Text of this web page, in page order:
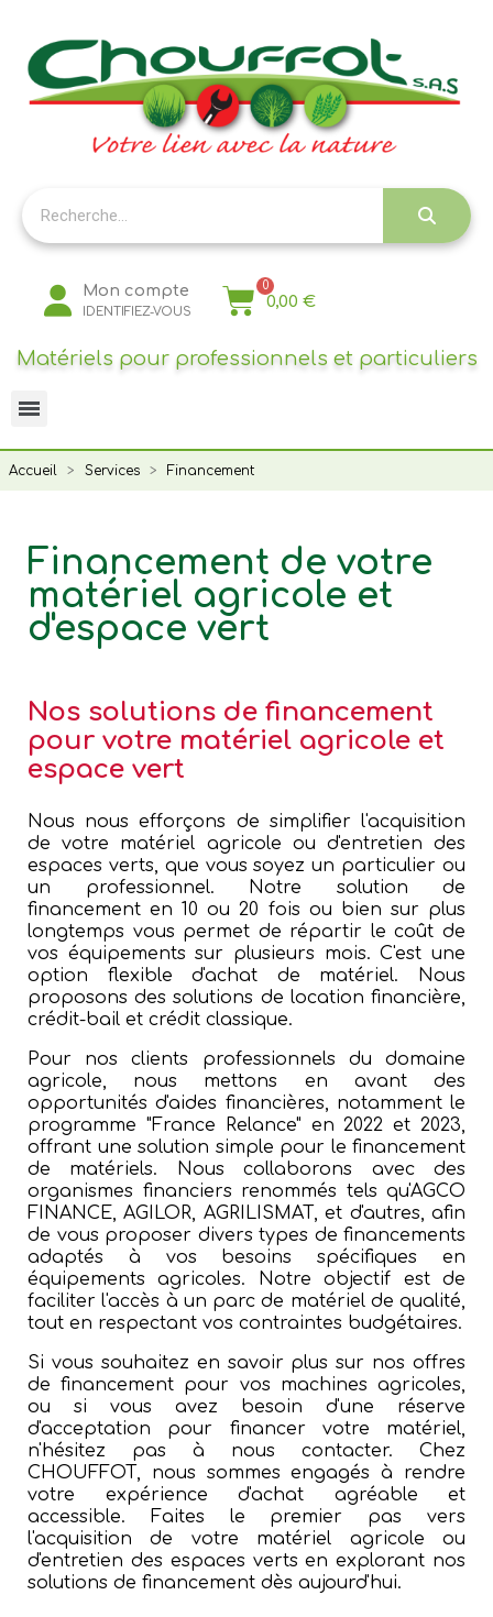
Mon compte
IDENTIFIEZ-VOUS
0,00 €
Matériels pour professionnels et particuliers
Accueil Services Financement
Financement de votre
matériel agricole et
d'espace vert
Nos solutions de financement
pour votre matériel agricole et
espace vert
Nous nous efforçons de simplifier l'acquisition
de votre matériel agricole ou d'entretien des
espaces verts, que vous soyez un particulier ou
un professionnel. Notre solution de
financement en 10 ou 20 fois ou bien sur plus
longtemps vous permet de répartir le coût de
vos équipements sur plusieurs mois. C'est une
option flexible d'achat de matériel. Nous
proposons des solutions de location financière,
crédit-bail et crédit classique.
Pour nos clients professionnels du domaine
agricole, nous mettons en avant des
opportunités d'aides financières, notamment le
programme "France Relance" en 2022 et 2023,
offrant une solution simple pour le financement
de matériels. Nous collaborons avec des
organismes financiers renommés tels qu'AGCO
FINANCE, AGILOR, AGRILISMAT, et d'autres, afin
de vous proposer divers types de financements
adaptés à vos besoins spécifiques en
équipements agricoles. Notre objectif est de
faciliter l'accès à un parc de matériel de qualité,
tout en respectant vos contraintes budgétaires.
Si vous souhaitez en savoir plus sur nos offres
de financement pour vos machines agricoles,
ou si vous avez besoin d'une réserve
d'acceptation pour financer votre matériel,
n'hésitez pas à nous contacter. Chez
CHOUFFOT, nous sommes engagés à rendre
votre expérience d'achat agréable et
accessible. Faites le premier pas vers
l'acquisition de votre matériel agricole ou
d'entretien des espaces verts en explorant nos
solutions de financement dès aujourd'hui.